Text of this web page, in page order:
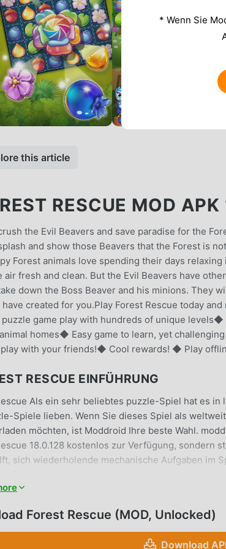
this article
RESCUE MOD APK
the Evil Beavers and save paradise for the
and show those Beavers that the Forest is
Forest animals love spending their days
air fresh and clean. But the Evil Beavers have
down the Boss Beaver and his minions. They
have created for you.Play Forest Rescue today
puzzle game play with hundreds of unique
homes◆ Easy game to learn, yet
with your friends!◆ Cool rewards! ◆ Play
RESCUE EINFÜHRUNG
Als ein sehr beliebtes puzzle-Spiel hat es
Spiele lieben. Wenn Sie dieses Spiel als
möchten, ist Moddroid Ihre beste Wahl.
18.0.128 kostenlos zur Verfügung, sondern
sich wiederholende mechanische Aufgaben im
Spielern keine Gebühren in Rechnung stellt und
und installieren. Worauf wartest du, lade
Forest Rescue (MOD, Unlocked)
Download
* Wenn Sie